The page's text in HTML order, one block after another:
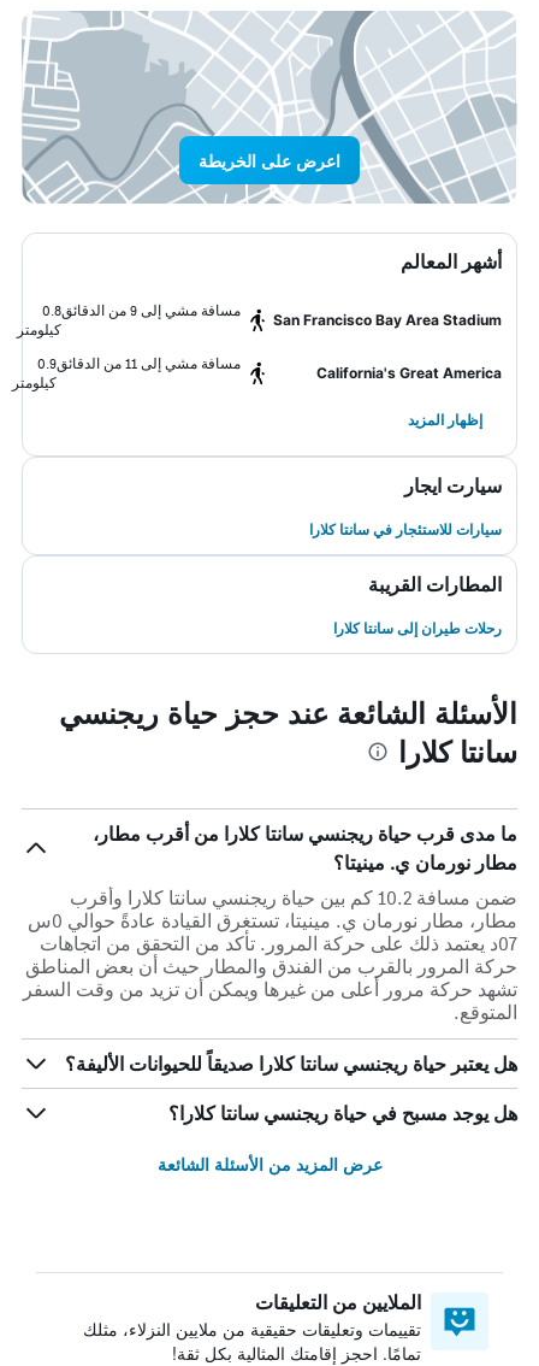
اعرض على الخريطة
أشهر المعالم
San Francisco Bay Area Stadium
مسافة مشي إلى 9 من الدقائق
0.8
كيلومتر
California's Great America
مسافة مشي إلى 11 من الدقائق
0.9
كيلومتر
إظهار المزيد
سيارت ايجار
سيارات للاستئجار في سانتا كلارا
المطارات القريبة
رحلات طيران إلى سانتا كلارا
الأسئلة الشائعة عند حجز حياة ريجنسي
سانتا كلارا
ما مدى قرب حياة ريجنسي سانتا كلارا من أقرب مطار،
مطار نورمان ي. مينيتا؟
ضمن مسافة 10.2 كم بين حياة ريجنسي سانتا كلارا وأقرب
مطار، مطار نورمان ي. مينيتا، تستغرق القيادة عادةً حوالي 0س
07د يعتمد ذلك على حركة المرور. تأكد من التحقق من اتجاهات
حركة المرور بالقرب من الفندق والمطار حيث أن بعض المناطق
تشهد حركة مرور أعلى من غيرها ويمكن أن تزيد من وقت السفر
المتوقع.
هل يعتبر حياة ريجنسي سانتا كلارا صديقاً للحيوانات الأليفة؟
هل يوجد مسبح في حياة ريجنسي سانتا كلارا؟
عرض المزيد من الأسئلة الشائعة
الملايين من التعليقات
تقييمات وتعليقات حقيقية من ملايين النزلاء، مثلك
تمامًا. احجز إقامتك المثالية بكل ثقة!